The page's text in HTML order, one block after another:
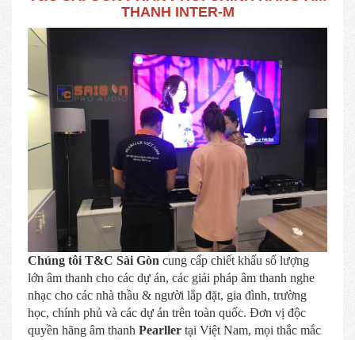
THANH INTER-M
Chúng tôi T&C Sài Gòn cung cấp chiết khấu số lượng
lớn âm thanh cho các dự án, các giải pháp âm thanh nghe
nhạc cho các nhà thầu & người lắp đặt, gia đình, trường
học, chính phủ và các dự án trên toàn quốc. Đơn vị độc
quyền hãng âm thanh Pearller tại Việt Nam, mọi thắc mắc